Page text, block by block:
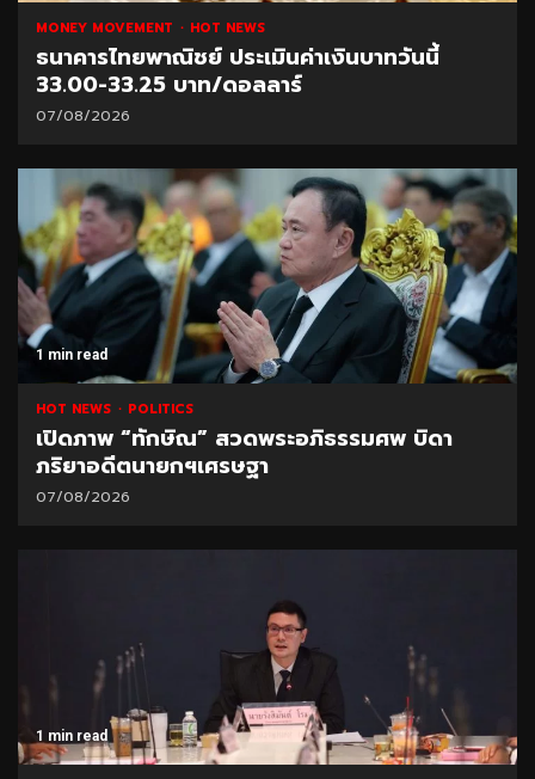
MONEY MOVEMENT HOT NEWS
ธนาคารไทยพาณิชย์ ประเมินค่าเงินบาทวันนี้
33.00-33.25 บาท/ดอลลาร์
07/08/2026
1 min read
HOT NEWS POLITICS
เปิดภาพ “ทักษิณ” สวดพระอภิธรรมศพ บิดา
ภริยาอดีตนายกฯเศรษฐา
07/08/2026
1 min read